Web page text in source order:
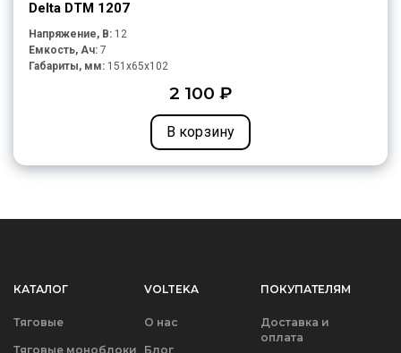
Delta DTM 1207
Напряжение, В: 12
Емкость, Ач: 7
Габариты, мм: 151x65x102
2 100 ₽
В корзину
КАТАЛОГ
Тяговые
Тяговые моноблоки
VOLTEKA
О нас
Блог
ПОКУПАТЕЛЯМ
Доставка и
оплата